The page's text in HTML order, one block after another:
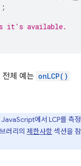
;
it's available.
체 예는 onLCP()
에서 LCP를 측정
러리의 제한사항 섹션을 참